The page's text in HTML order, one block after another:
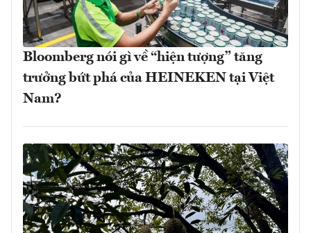
Bloomberg nói gì về “hiện tượng” tăng
trưởng bứt phá của HEINEKEN tại Việt
Nam?